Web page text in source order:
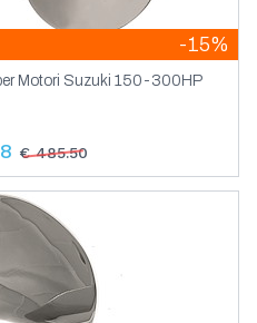
-15%
Motori Suzuki 150-300HP
€ 485.50